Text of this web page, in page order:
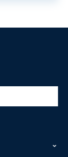
national-